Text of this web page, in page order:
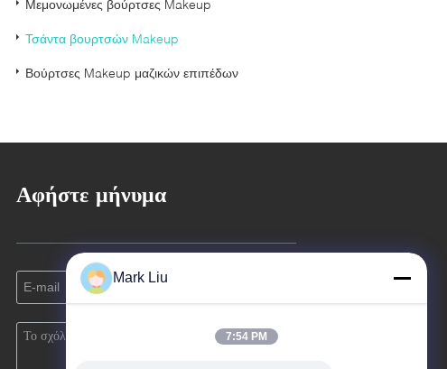
Μεμονωμένες βούρτσες Makeup
Τσάντα βουρτσών Makeup
Βούρτσες Makeup μαζικών επιπέδων
Αφήστε μήνυμα
Mark Liu
7:54 PM